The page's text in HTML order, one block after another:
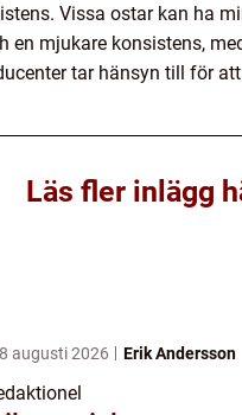
Vissa ostar kan ha
mjukare konsistens,
tar hänsyn till för
Läs fler inlägg
augusti 2026 Erik Andersson